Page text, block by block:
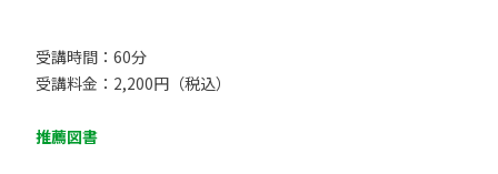
受講時間：60分
受講料金：2,200円（税込）
推薦図書